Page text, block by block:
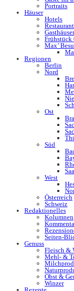
Portraits
Häuser
Hotels
Gasthäuser
Frühstück
Max’
Regionen
Berlin
Nord
Ost
Süd
West
Österreich
Schweiz
Redaktionelles
Kolumnen
Seiten-
Genuss
Fleisch &
Mehl- &
Obst &
Winzer